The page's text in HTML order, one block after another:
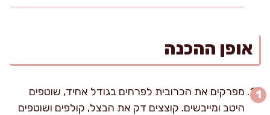
אופן ההכנה
מפרקים את הכרובית לפרחים בגודל אחיד, שוטפים
היטב ומייבשים. קוצצים דק את הבצל, קולפים ושוטפים